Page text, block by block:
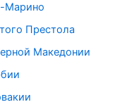
Марино
Престола
Македонии